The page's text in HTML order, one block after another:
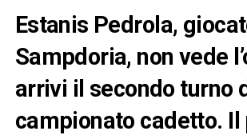
Estanis Pedrola,
Sampdoria, non vede
arrivi il secondo turno
campionato cadetto. Il